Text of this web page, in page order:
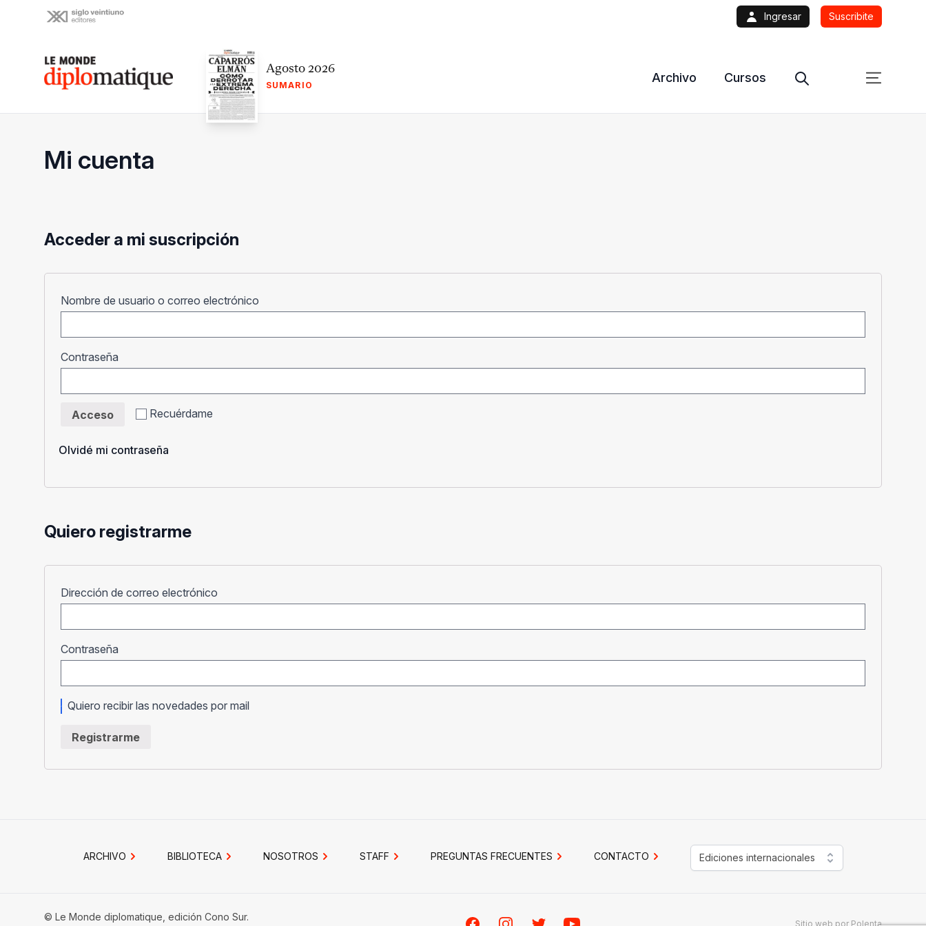
Ingresar Suscribite
Le monde diplomatique Agosto 2026
SUMARIO
Archivo Cursos
Mi cuenta
Acceder a mi suscripción
Nombre de usuario o correo electrónico
Contraseña
Recuérdame
Acceso
Olvidé mi contraseña
Quiero registrarme
Dirección de correo electrónico
Contraseña
Quiero recibir las novedades por mail
Registrarme
ARCHIVO BIBLIOTECA NOSOTROS STAFF PREGUNTAS FRECUENTES CONTACTO Ediciones internacionales
© Le Monde diplomatique, edición Cono Sur.
Sitio web por Polenta